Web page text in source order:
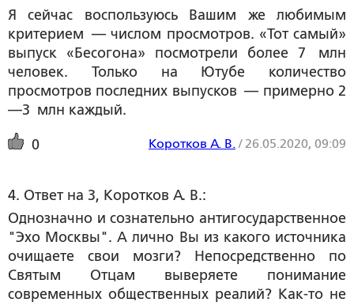
Я сейчас воспользуюсь Вашим же любимым
критерием — числом просмотров. «Тот самый»
выпуск «Бесогона» посмотрели более 7 млн
человек. Только на Ютубе количество
просмотров последних выпусков — примерно 2
—3 млн каждый.
0 Коротков А. В. / 26.05.2020, 09:09
4. Ответ на 3, Коротков А. В.:
Однозначно и сознательно антигосударственное
"Эхо Москвы". А лично Вы из какого источника
очищаете свои мозги? Непосредственно по
Святым Отцам выверяете понимание
современных общественных реалий? Как-то не